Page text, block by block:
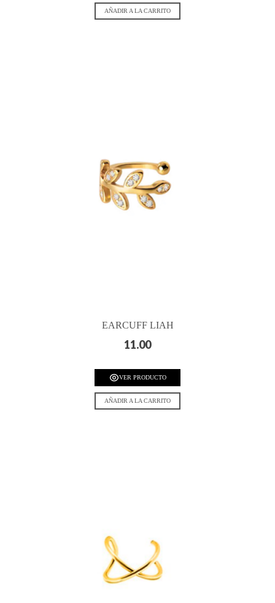
AÑADIR A LA CARRITO
EARCUFF LIAH
11.00
VER PRODUCTO
AÑADIR A LA CARRITO